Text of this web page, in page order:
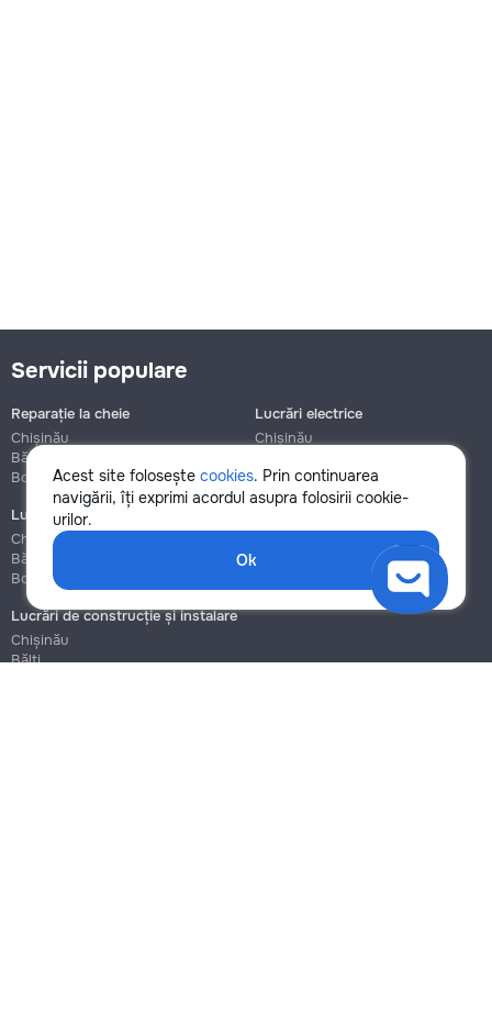
Acest site folosește cookies. Prin continuarea
navigării, îți exprimi acordul asupra folosirii cookie-
urilor.
Ok
Servicii populare
Reparație la cheie
Chișinău
Bălți
Botanica
Lucrări electrice
Chișinău
Botanica
Lucrări de instalații sanitare
Chișinău
Bălți
Botanica
Bălți
Lucrări de construcție și instalare
Chișinău
Bălți